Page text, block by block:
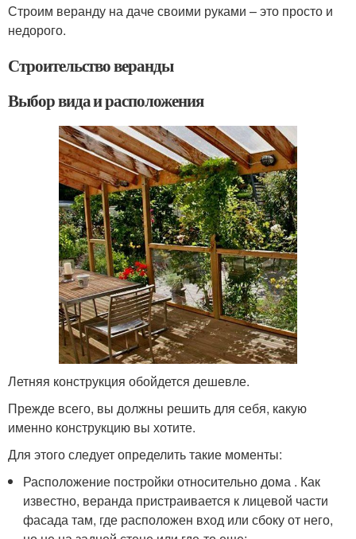
Строим веранду на даче своими руками – это просто и
недорого.
Строительство веранды
Выбор вида и расположения
Летняя конструкция обойдется дешевле.
Прежде всего, вы должны решить для себя, какую
именно конструкцию вы хотите.
Для этого следует определить такие моменты:
Расположение постройки относительно дома . Как
известно, веранда пристраивается к лицевой части
фасада там, где расположен вход или сбоку от него,